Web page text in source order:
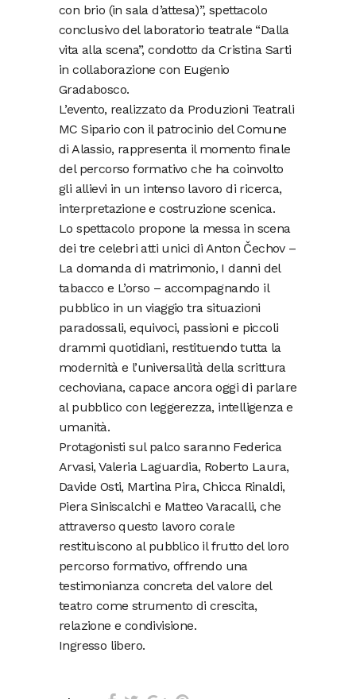
con brio (in sala d’attesa)”, spettacolo
conclusivo del laboratorio teatrale “Dalla
vita alla scena”, condotto da Cristina Sarti
in collaborazione con Eugenio
Gradabosco.
L’evento, realizzato da Produzioni Teatrali
MC Sipario con il patrocinio del Comune
di Alassio, rappresenta il momento finale
del percorso formativo che ha coinvolto
gli allievi in un intenso lavoro di ricerca,
interpretazione e costruzione scenica.
Lo spettacolo propone la messa in scena
dei tre celebri atti unici di Anton Čechov –
La domanda di matrimonio, I danni del
tabacco e L’orso – accompagnando il
pubblico in un viaggio tra situazioni
paradossali, equivoci, passioni e piccoli
drammi quotidiani, restituendo tutta la
modernità e l’universalità della scrittura
cechoviana, capace ancora oggi di parlare
al pubblico con leggerezza, intelligenza e
umanità.
Protagonisti sul palco saranno Federica
Arvasi, Valeria Laguardia, Roberto Laura,
Davide Osti, Martina Pira, Chicca Rinaldi,
Piera Siniscalchi e Matteo Varacalli, che
attraverso questo lavoro corale
restituiscono al pubblico il frutto del loro
percorso formativo, offrendo una
testimonianza concreta del valore del
teatro come strumento di crescita,
relazione e condivisione.
Ingresso libero.